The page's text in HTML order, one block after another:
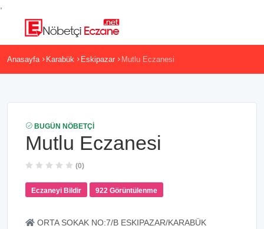
Anasayfa Karabük Eskipazar Mutlu Eczanesi
BUGÜN NÖBETÇI
Mutlu Eczanesi
(0)
Eczaneyi Bildir 922 Görüntülenme
ORTA SOKAK NO:7/B ESKIPAZAR/KARABÜK